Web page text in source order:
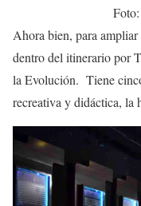
Ahora bien, para
dentro del itinerario por
la Evolución. Tiene
recreativa y didáctica, la